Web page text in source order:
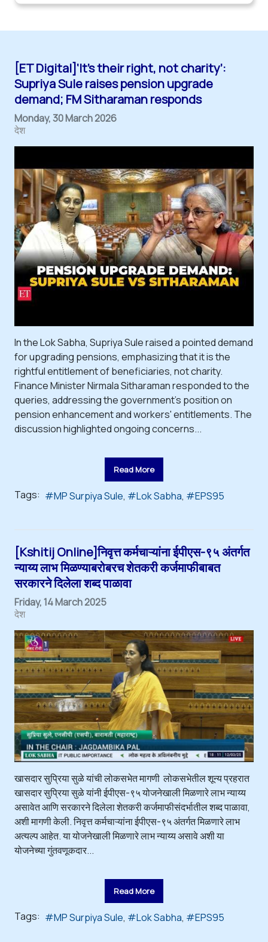
[ET Digital]‘It’s their right, not charity’:
Supriya Sule raises pension upgrade
demand; FM Sitharaman responds
Monday, 30 March 2026
देश
In the Lok Sabha, Supriya Sule raised a pointed demand
for upgrading pensions, emphasizing that it is the
rightful entitlement of beneficiaries, not charity.
Finance Minister Nirmala Sitharaman responded to the
queries, addressing the government's position on
pension enhancement and workers' entitlements. The
discussion highlighted ongoing concerns...
Read More
Tags: MP Surpiya Sule Lok Sabha EPS95
[Kshitij Online]निवृत्त कर्मचाऱ्यांना ईपीएस-९५ अंतर्गत
न्याय्य लाभ मिळण्याबरोबरच शेतकरी कर्जमाफीबाबत
सरकारने दिलेला शब्द पाळावा
Friday, 14 March 2025
देश
खासदार सुप्रिया सुळे यांची लोकसभेत मागणी लोकसभेतील शून्य प्रहरात
खासदार सुप्रिया सुळे यांनी ईपीएस-९५ योजनेखाली मिळणारे लाभ न्याय्य
असावेत आणि सरकारने दिलेला शेतकरी कर्जमाफीसंदर्भातील शब्द पाळावा,
अशी मागणी केली. निवृत्त कर्मचाऱ्यांना ईपीएस-९५ अंतर्गत मिळणारे लाभ
अत्यल्प आहेत. या योजनेखाली मिळणारे लाभ न्याय्य असावे अशी या
योजनेच्या गुंतवणूकदार...
Read More
Tags: MP Surpiya Sule Lok Sabha EPS95